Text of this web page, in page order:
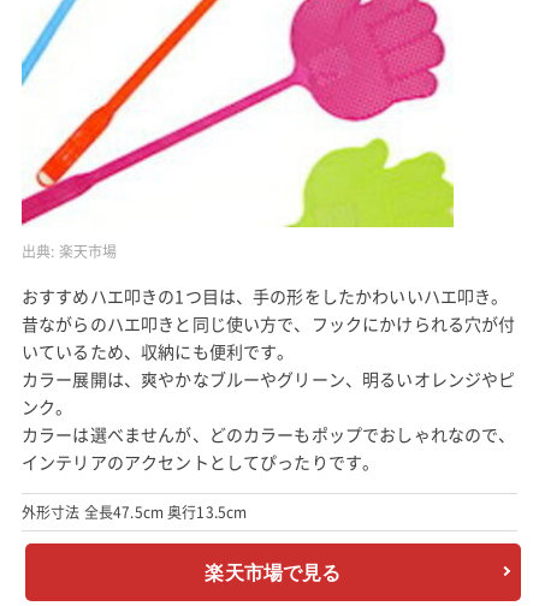
出典: 楽天市場
おすすめハエ叩きの1つ目は、手の形をしたかわいいハエ叩き。
昔ながらのハエ叩きと同じ使い方で、フックにかけられる穴が付
いているため、収納にも便利です。
カラー展開は、爽やかなブルーやグリーン、明るいオレンジやピ
ンク。
カラーは選べませんが、どのカラーもポップでおしゃれなので、
インテリアのアクセントとしてぴったりです。
外形寸法 全長47.5cm 奥行13.5cm
楽天市場で見る